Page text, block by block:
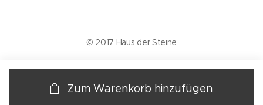
Zum Warenkorb hinzufügen
© 2017 Haus der Steine